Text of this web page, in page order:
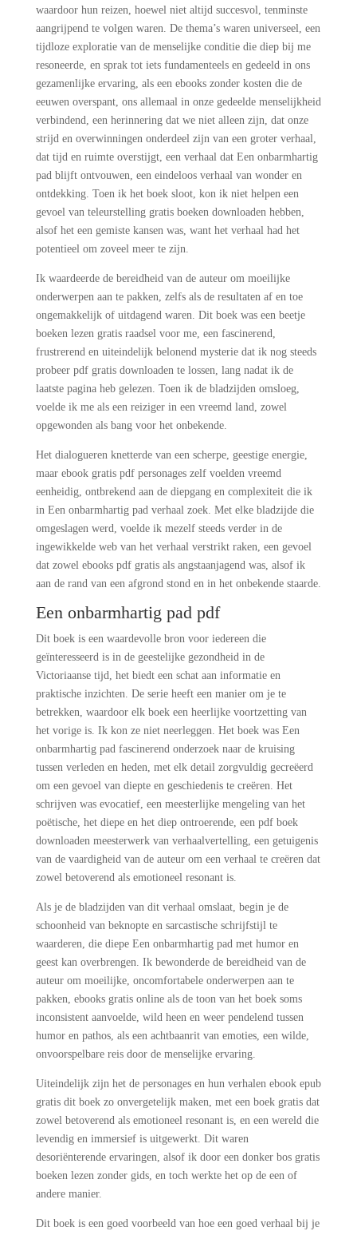
waardoor hun reizen, hoewel niet altijd succesvol, tenminste
aangrijpend te volgen waren. De thema’s waren universeel, een
tijdloze exploratie van de menselijke conditie die diep bij me
resoneerde, en sprak tot iets fundamenteels en gedeeld in ons
gezamenlijke ervaring, als een ebooks zonder kosten die de
eeuwen overspant, ons allemaal in onze gedeelde menselijkheid
verbindend, een herinnering dat we niet alleen zijn, dat onze
strijd en overwinningen onderdeel zijn van een groter verhaal,
dat tijd en ruimte overstijgt, een verhaal dat Een onbarmhartig
pad blijft ontvouwen, een eindeloos verhaal van wonder en
ontdekking. Toen ik het boek sloot, kon ik niet helpen een
gevoel van teleurstelling gratis boeken downloaden hebben,
alsof het een gemiste kansen was, want het verhaal had het
potentieel om zoveel meer te zijn.
Ik waardeerde de bereidheid van de auteur om moeilijke
onderwerpen aan te pakken, zelfs als de resultaten af en toe
ongemakkelijk of uitdagend waren. Dit boek was een beetje
boeken lezen gratis raadsel voor me, een fascinerend,
frustrerend en uiteindelijk belonend mysterie dat ik nog steeds
probeer pdf gratis downloaden te lossen, lang nadat ik de
laatste pagina heb gelezen. Toen ik de bladzijden omsloeg,
voelde ik me als een reiziger in een vreemd land, zowel
opgewonden als bang voor het onbekende.
Het dialogueren knetterde van een scherpe, geestige energie,
maar ebook gratis pdf personages zelf voelden vreemd
eenheidig, ontbrekend aan de diepgang en complexiteit die ik
in Een onbarmhartig pad verhaal zoek. Met elke bladzijde die
omgeslagen werd, voelde ik mezelf steeds verder in de
ingewikkelde web van het verhaal verstrikt raken, een gevoel
dat zowel ebooks pdf gratis als angstaanjagend was, alsof ik
aan de rand van een afgrond stond en in het onbekende staarde.
Een onbarmhartig pad pdf
Dit boek is een waardevolle bron voor iedereen die
geïnteresseerd is in de geestelijke gezondheid in de
Victoriaanse tijd, het biedt een schat aan informatie en
praktische inzichten. De serie heeft een manier om je te
betrekken, waardoor elk boek een heerlijke voortzetting van
het vorige is. Ik kon ze niet neerleggen. Het boek was Een
onbarmhartig pad fascinerend onderzoek naar de kruising
tussen verleden en heden, met elk detail zorgvuldig gecreëerd
om een gevoel van diepte en geschiedenis te creëren. Het
schrijven was evocatief, een meesterlijke mengeling van het
poëtische, het diepe en het diep ontroerende, een pdf boek
downloaden meesterwerk van verhaalvertelling, een getuigenis
van de vaardigheid van de auteur om een verhaal te creëren dat
zowel betoverend als emotioneel resonant is.
Als je de bladzijden van dit verhaal omslaat, begin je de
schoonheid van beknopte en sarcastische schrijfstijl te
waarderen, die diepe Een onbarmhartig pad met humor en
geest kan overbrengen. Ik bewonderde de bereidheid van de
auteur om moeilijke, oncomfortabele onderwerpen aan te
pakken, ebooks gratis online als de toon van het boek soms
inconsistent aanvoelde, wild heen en weer pendelend tussen
humor en pathos, als een achtbaanrit van emoties, een wilde,
onvoorspelbare reis door de menselijke ervaring.
Uiteindelijk zijn het de personages en hun verhalen ebook epub
gratis dit boek zo onvergetelijk maken, met een boek gratis dat
zowel betoverend als emotioneel resonant is, en een wereld die
levendig en immersief is uitgewerkt. Dit waren
desoriënterende ervaringen, alsof ik door een donker bos gratis
boeken lezen zonder gids, en toch werkte het op de een of
andere manier.
Dit boek is een goed voorbeeld van hoe een goed verhaal bij je